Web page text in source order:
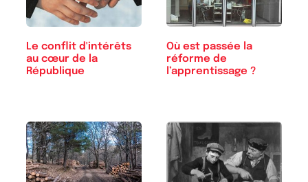
Le conflit d'intérêts
au cœur de la
République
Où est passée la
réforme de
l’apprentissage ?